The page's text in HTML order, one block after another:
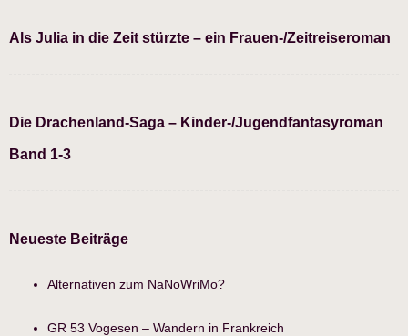
Als Julia in die Zeit stürzte – ein Frauen-/Zeitreiseroman
Die Drachenland-Saga – Kinder-/Jugendfantasyroman
Band 1-3
Neueste Beiträge
Alternativen zum NaNoWriMo?
GR 53 Vogesen – Wandern in Frankreich